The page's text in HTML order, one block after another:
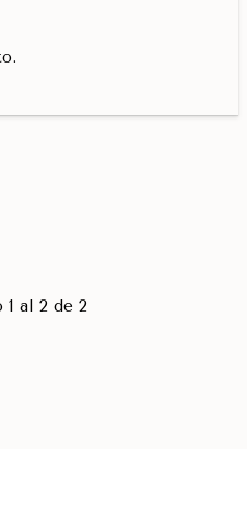
1 al 2 de 2